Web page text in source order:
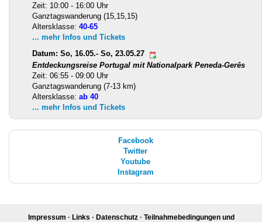
Zeit: 10:00 - 16:00 Uhr
Ganztagswanderung (15,15,15)
Altersklasse: 40-65
... mehr Infos und Tickets
Datum: So, 16.05.- So, 23.05.27
Entdeckungsreise Portugal mit Nationalpark Peneda-Gerês
Zeit: 06:55 - 09:00 Uhr
Ganztagswanderung (7-13 km)
Altersklasse: ab 40
... mehr Infos und Tickets
Facebook
Twitter
Youtube
Instagram
Impressum · Links · Datenschutz· Teilnahmebedingungen und